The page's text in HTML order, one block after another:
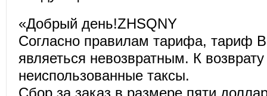
«Добрый день!ZHSQNY
Согласно правилам тарифа, тариф
являеться невозвратным. К возврату
неиспользованные таксы.
Сбор за заказ в размере пяти